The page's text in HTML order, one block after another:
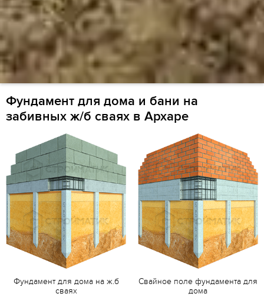
Фундамент для дома и бани на
забивных ж/б сваях в Архаре
Фундамент для дома на ж.б
сваях
Свайное поле фундамента для
дома